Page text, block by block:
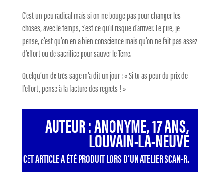
C’est un peu radical mais si on ne bouge pas pour changer les
choses, avec le temps, c’est ce qu’il risque d’arriver. Le pire, je
pense, c’est qu’on en a bien conscience mais qu’on ne fait pas assez
d’effort ou de sacrifice pour sauver le Terre.
Quelqu’un de très sage m’a dit un jour : « Si tu as peur du prix de
l’effort, pense à la facture des regrets ! »
AUTEUR : ANONYME, 17 ANS,
LOUVAIN-LA-NEUVE
CET ARTICLE A ÉTÉ PRODUIT LORS D’UN ATELIER SCAN-R.